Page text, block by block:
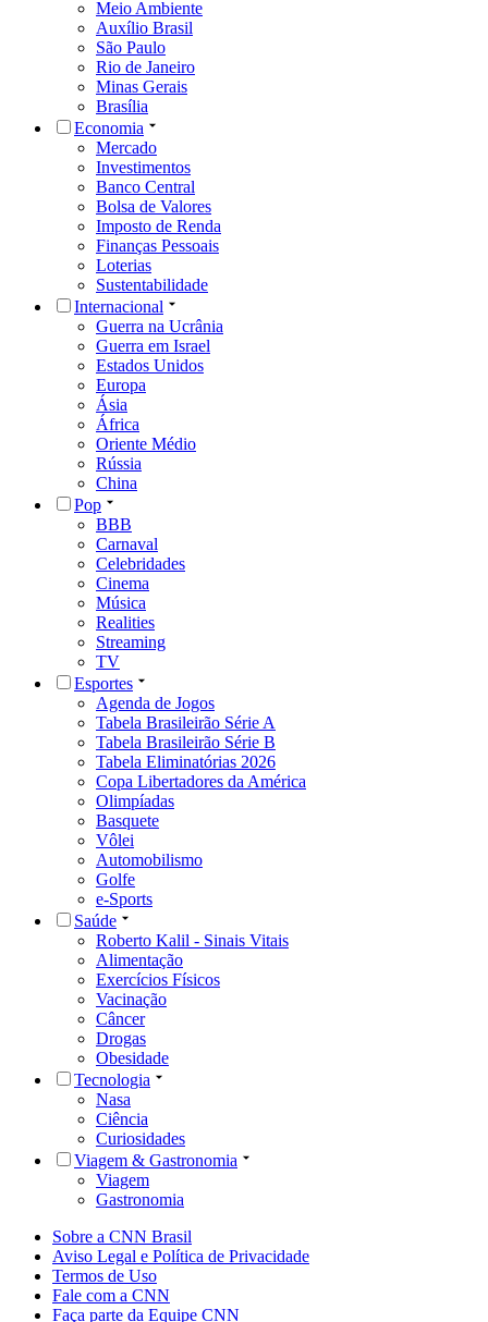
Meio Ambiente
Auxílio Brasil
São Paulo
Rio de Janeiro
Minas Gerais
Brasília
Economia
Mercado
Investimentos
Banco Central
Bolsa de Valores
Imposto de Renda
Finanças Pessoais
Loterias
Sustentabilidade
Internacional
Guerra na Ucrânia
Guerra em Israel
Estados Unidos
Europa
Ásia
África
Oriente Médio
Rússia
China
Pop
BBB
Carnaval
Celebridades
Cinema
Música
Realities
Streaming
TV
Esportes
Agenda de Jogos
Tabela Brasileirão Série A
Tabela Brasileirão Série B
Tabela Eliminatórias 2026
Copa Libertadores da América
Olimpíadas
Basquete
Vôlei
Automobilismo
Golfe
e-Sports
Saúde
Roberto Kalil - Sinais Vitais
Alimentação
Exercícios Físicos
Vacinação
Câncer
Drogas
Obesidade
Tecnologia
Nasa
Ciência
Curiosidades
Viagem & Gastronomia
Viagem
Gastronomia
Sobre a CNN Brasil
Aviso Legal e Política de Privacidade
Termos de Uso
Fale com a CNN
Faça parte da Equipe CNN